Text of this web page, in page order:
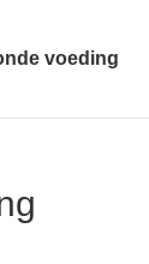
voeding